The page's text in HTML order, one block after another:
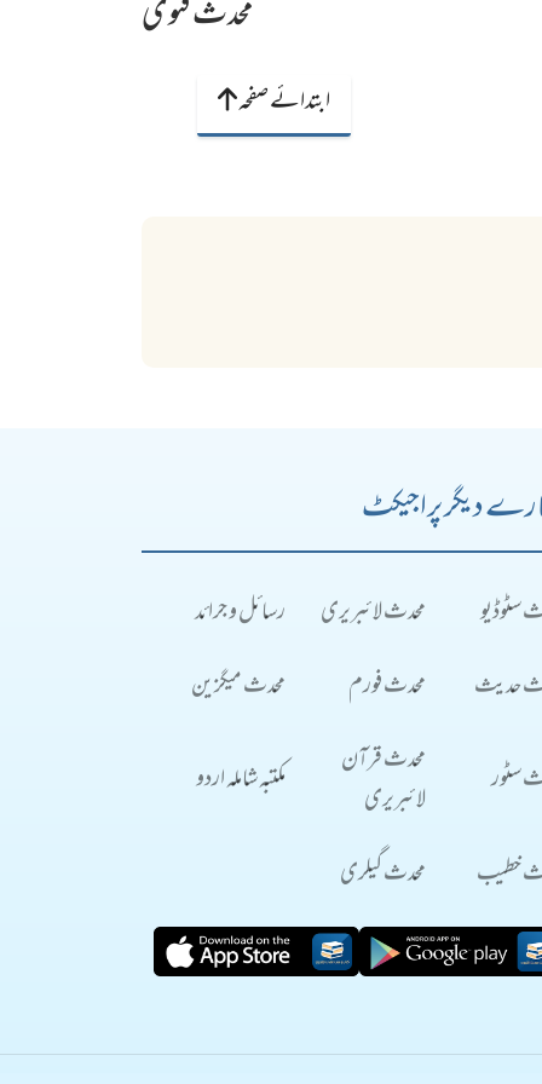
محدث فتویٰ
ابتدائے صفحہ
دیگر پراجیکٹ
سٹوڈیو محدث لائبریری
رسائل و جرائد
حدیث
محدث فورم محدث میگزین
سٹور
محدث قرآن
لائبریری
مکتبہ شاملہ اردو
خطیب محدث گیلری